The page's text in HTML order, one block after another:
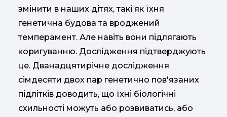
змінити в наших дітях, такі як їхня
генетична будова та вроджений
темперамент. Але навіть вони підлягають
коригуванню. Дослідження підтверджують
це. Дванадцятирічне дослідження
сімдесяти двох пар генетично пов'язаних
підлітків доводить, що їхні біологічні
схильності можуть або розвиватись, або